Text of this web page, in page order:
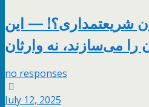
شریعتمداری؟! — این
را می‌سازند، نه وارثان
no responses
July 12, 2025